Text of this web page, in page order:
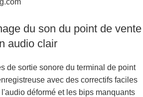
du son du point de vente
audio clair
de sortie sonore du terminal de point
avec des correctifs faciles
déformé et les bips manquants